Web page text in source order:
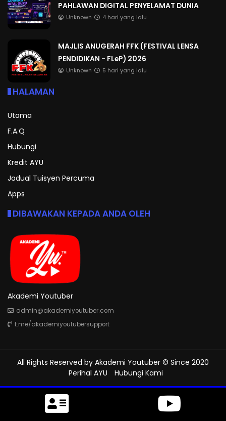
PAHLAWAN DIGITAL PENYELAMAT DUNIA
Unknown 4 hari yang lalu
MAJLIS ANUGERAH FFK (FESTIVAL LENSA
PENDIDIKAN - FLeP) 2026
Unknown 5 hari yang lalu
HALAMAN
Utama
F.A.Q
Hubungi
Kredit AYU
Jadual Tuisyen Percuma
Apps
DIBAWAKAN KEPADA ANDA OLEH
Akademi Youtuber
admin@akademiyoutuber.com
t.me/akademiyoutubersupport
All Rights Reserved by Akademi Youtuber © Since 2020
Perihal AYU
Hubungi Kami